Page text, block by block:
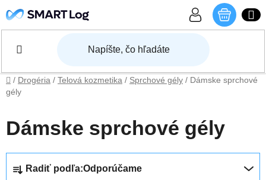
Domov
/ Drogéria / Telová kozmetika / Sprchové gély / Dámske sprchové
gély
Dámske sprchové gély
Radiť podľa:Odporúčame